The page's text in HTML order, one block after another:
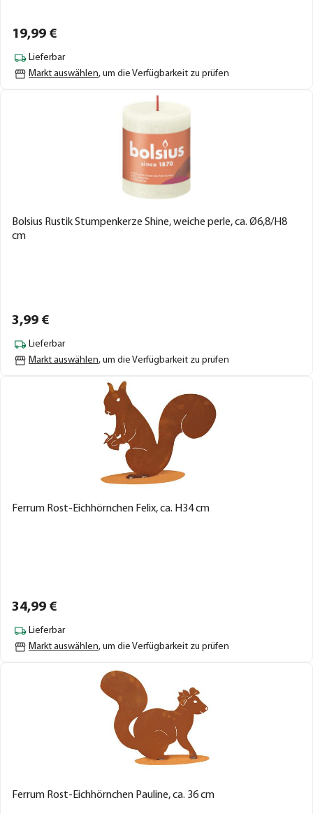
19,99 €
Lieferbar
Markt auswählen, um die Verfügbarkeit zu prüfen
Bolsius Rustik Stumpenkerze Shine, weiche perle, ca. Ø6,8/H8
cm
3,99 €
Lieferbar
Markt auswählen, um die Verfügbarkeit zu prüfen
Ferrum Rost-Eichhörnchen Felix, ca. H34 cm
34,99 €
Lieferbar
Markt auswählen, um die Verfügbarkeit zu prüfen
Ferrum Rost-Eichhörnchen Pauline, ca. 36 cm